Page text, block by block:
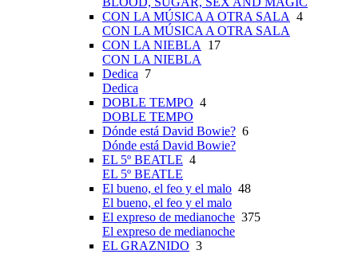
CON LA MÚSICA A OTRA SALA 4
CON LA MÚSICA A OTRA SALA
CON LA NIEBLA
17
CON LA NIEBLA
Dedica 7
Dedica
DOBLE TEMPO 4
DOBLE TEMPO
Dónde está David Bowie? 6
Dónde está David Bowie?
EL 5º BEATLE 4
EL 5º BEATLE
El bueno, el feo y el malo 48
El bueno, el feo y el malo
El expreso de medianoche 375
El expreso de medianoche
EL GRAZNIDO 3